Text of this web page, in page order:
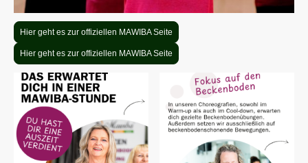
Hier geht es zur offiziellen MAWIBA Seite
Hier geht es zur offiziellen MAWIBA Seite